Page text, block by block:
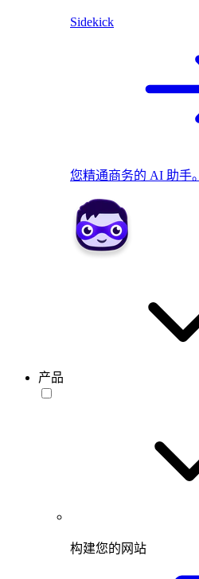
Sidekick
您精通商务的 AI 助手。
产品
构建您的网站